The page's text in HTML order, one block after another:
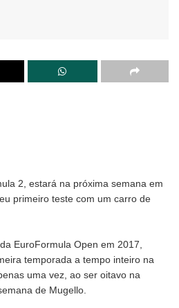
2, estará na próxima semana em
primeiro teste com um carro de
EuroFormula Open em 2017,
temporada a tempo inteiro na
uma vez, ao ser oitavo na
de Mugello.